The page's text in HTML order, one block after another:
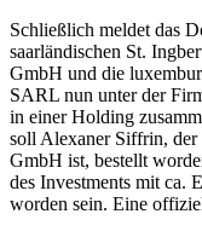
Schließlich meldet das
saarländischen St.
GmbH und die
SARL nun unter der
in einer Holding
soll Alexaner Siffrin, der
GmbH ist, bestellt
des Investments mit ca.
worden sein. Eine